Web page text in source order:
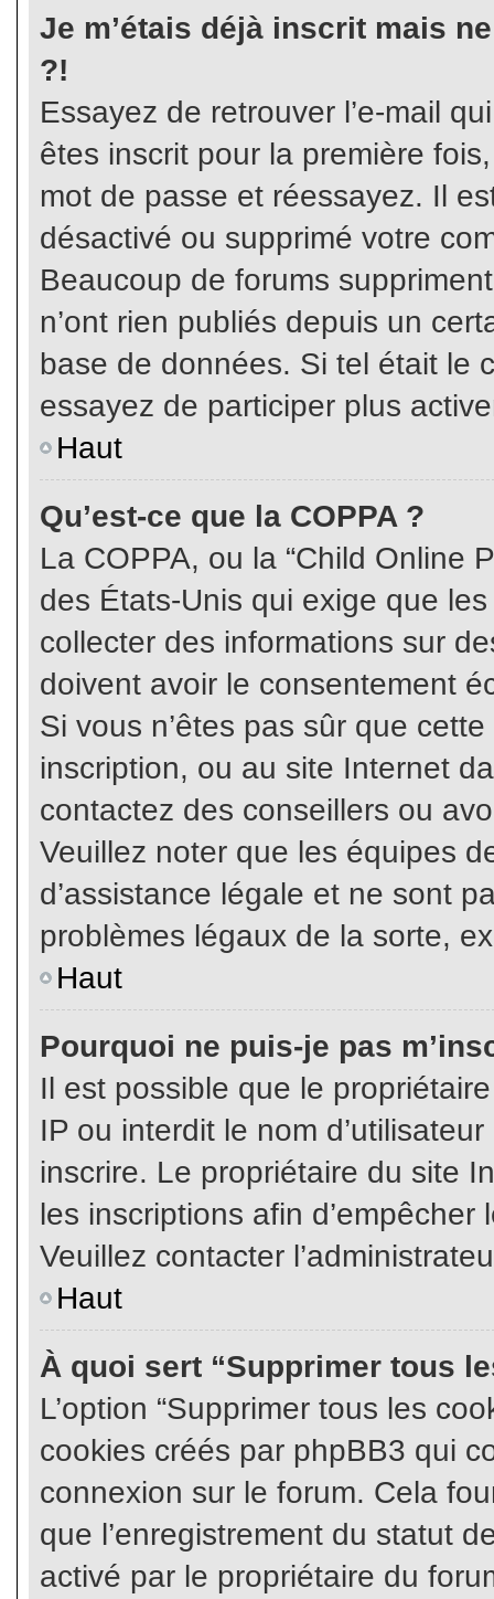
Je m’étais déjà inscrit mais
?!
Essayez de retrouver l’e-mail
êtes inscrit pour la première
mot de passe et réessayez. Il
désactivé ou supprimé votre
Beaucoup de forums
n’ont rien publiés depuis un
base de données. Si tel était le
essayez de participer plus
Haut
Qu’est-ce que la COPPA ?
La COPPA, ou la “Child Online
des États-Unis qui exige que
collecter des informations sur
doivent avoir le consentement
Si vous n’êtes pas sûr que
inscription, ou au site Internet
contactez des conseillers ou
Veuillez noter que les équipes
d’assistance légale et ne sont
problèmes légaux de la sorte,
Haut
Pourquoi ne puis-je pas
Il est possible que le
IP ou interdit le nom
inscrire. Le propriétaire du site
les inscriptions afin d’empêcher
Veuillez contacter
Haut
À quoi sert “Supprimer tous
L’option “Supprimer tous les
cookies créés par phpBB3 qui
connexion sur le forum. Cela
que l’enregistrement du statut
activé par le propriétaire du